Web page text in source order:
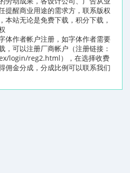
提醒商业用途的需求方，联系版权
本站无论是免费下载，积分下载，
体作者帐户注册，如字体作者需要
，可以注册厂商帐户（注册链接：
login/reg2.html），在选择收费
佣金分成，分成比例可以联系我们